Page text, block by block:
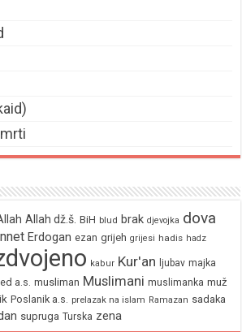
Allah dž.š. BiH blud brak djevojka dova
Erdogan ezan grijeh grijesi hadis hadz
kabur Kur'an ljubav majka
a.s. musliman Muslimani muslimanka muž
Poslanik a.s. prelazak na islam Ramazan sadaka
supruga Turska zena